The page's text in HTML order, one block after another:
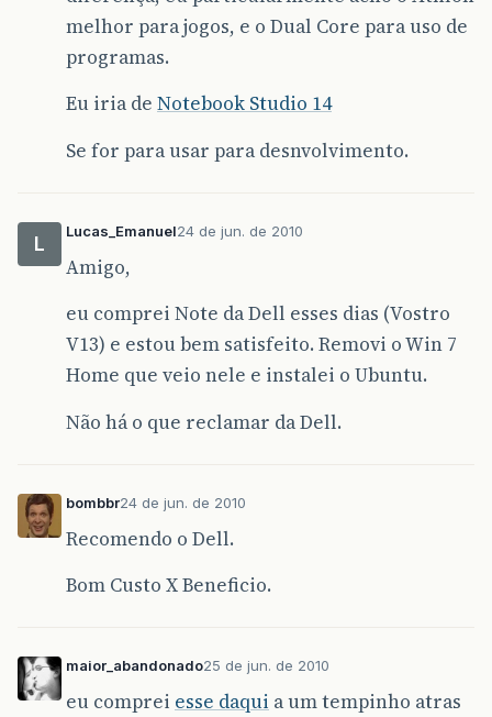
melhor para jogos, e o Dual Core para uso de
programas.
Eu iria de Notebook Studio 14
Se for para usar para desnvolvimento.
L
Lucas_Emanuel24 de jun. de 2010
Amigo,
eu comprei Note da Dell esses dias (Vostro
V13) e estou bem satisfeito. Removi o Win 7
Home que veio nele e instalei o Ubuntu.
Não há o que reclamar da Dell.
bombbr24 de jun. de 2010
Recomendo o Dell.
Bom Custo X Beneficio.
maior_abandonado25 de jun. de 2010
eu comprei esse daqui a um tempinho atras